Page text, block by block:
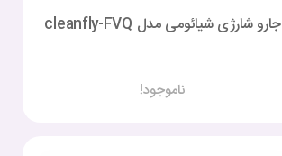
جارو شارژی شیائومی مدل cleanfly-FVQ
ناموجود!